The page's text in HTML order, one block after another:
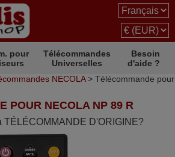
pour
Télécommandes
Universelles
Besoin
d'aide ?
NECOLA> Télécommande pour
POUR NECOLA NP 89 R
TÉLÉCOMMANDE D'ORIGINE?